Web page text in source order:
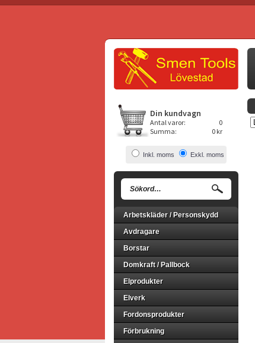
Din kundvagn
Antal varor:
0
Summa:
0 kr
Inkl. moms Exkl. moms
Arbetskläder / Personskydd
Avdragare
Borstar
Domkraft / Pallbock
Elprodukter
Elverk
Fordonsprodukter
Förbrukning